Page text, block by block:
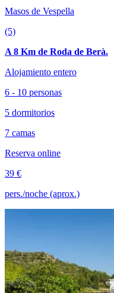
Masos de Vespella
(5)
A 8 Km de Roda de Berà.
Alojamiento entero
6 - 10 personas
5 dormitorios
7 camas
Reserva online
39 €
pers./noche (aprox.)